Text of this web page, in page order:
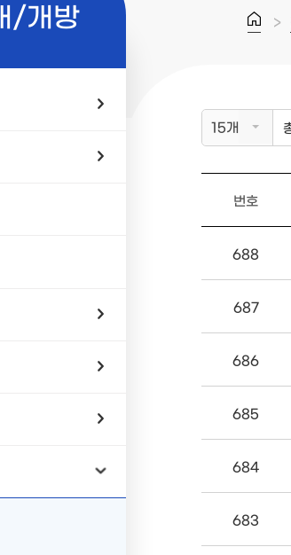
>
/개방
15개
번호
688
687
686
685
684
683